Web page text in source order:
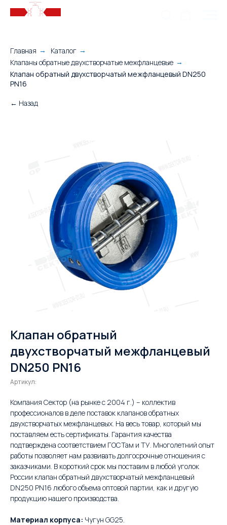
Главная → Каталог →
Клапаны обратные двухстворчатые межфланцевые →
Клапан обратный двухстворчатый межфланцевый DN250
PN16
← Назад
Клапан обратный
двухстворчатый межфланцевый
DN250 PN16
Артикул:
Компания Сектор (на рынке с 2004 г.) – коллектив
профессионалов в деле поставок клапанов обратных
двухстворчатых межфланцевых. На весь товар, который мы
поставляем есть сертификаты. Гарантия качества
подтверждена соответствием ГОСТам и ТУ. Многолетний опыт
работы позволяет нам развивать долгосрочные отношения с
заказчиками. В короткий срок мы поставим в любой уголок
России клапан обратный двухстворчатый межфланцевый
DN250 PN16 любого объема оптовой партии, как и другую
продукцию нашего производства.
Материал корпуса: Чугун GG25.